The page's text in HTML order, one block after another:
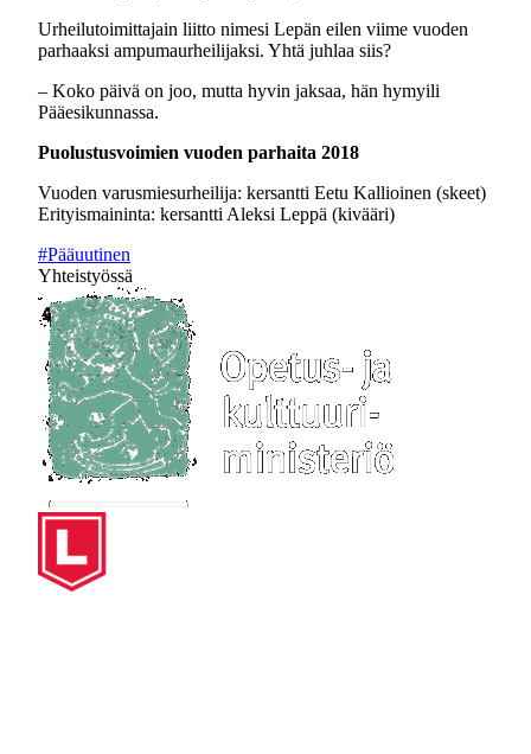
Urheilutoimittajain liitto nimesi Lepän eilen viime vuoden
parhaaksi ampumaurheilijaksi. Yhtä juhlaa siis?
– Koko päivä on joo, mutta hyvin jaksaa, hän hymyili
Pääesikunnassa.
Puolustusvoimien vuoden parhaita 2018
Vuoden varusmiesurheilija: kersantti Eetu Kallioinen (skeet)
Erityismaininta: kersantti Aleksi Leppä (kivääri)
#Pääuutinen
Yhteistyössä